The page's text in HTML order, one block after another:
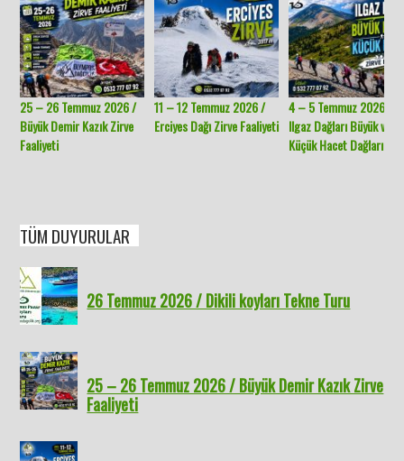
25 – 26 Temmuz 2026 /
Büyük Demir Kazık Zirve
Faaliyeti
11 – 12 Temmuz 2026 /
Erciyes Dağı Zirve Faaliyeti
4 – 5 Temmuz 2026 /
Ilgaz Dağları Büyük ve
Küçük Hacet Dağları
TÜM DUYURULAR
26 Temmuz 2026 / Dikili koyları Tekne Turu
25 – 26 Temmuz 2026 / Büyük Demir Kazık Zirve
Faaliyeti